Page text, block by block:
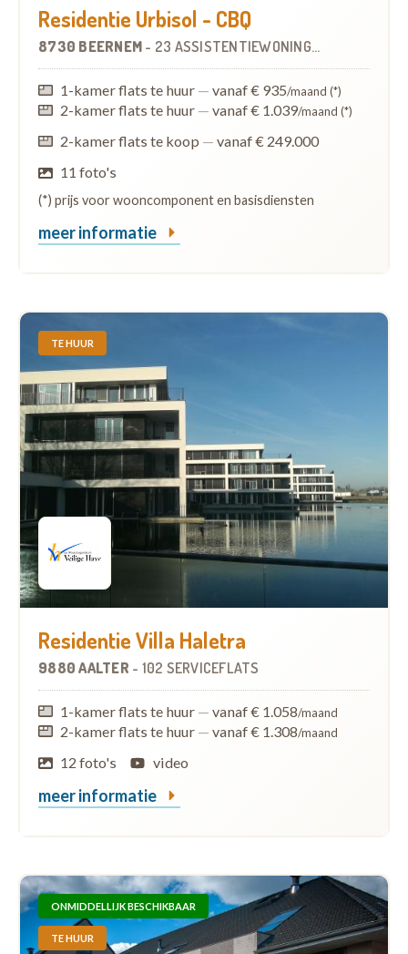
Residentie Urbisol - CBQ
8730 BEERNEM - 23 ASSISTENTIEWONINGEN
1-kamer flats te huur — vanaf € 935/maand (*)
2-kamer flats te huur — vanaf € 1.039/maand (*)
2-kamer flats te koop — vanaf € 249.000
11 foto's
(*) prijs voor wooncomponent en basisdiensten
meer informatie
TE HUUR
Residentie Villa Haletra
9880 AALTER - 102 SERVICEFLATS
1-kamer flats te huur — vanaf € 1.058/maand
2-kamer flats te huur — vanaf € 1.308/maand
12 foto's video
meer informatie
ONMIDDELLIJK BESCHIKBAAR
TE HUUR